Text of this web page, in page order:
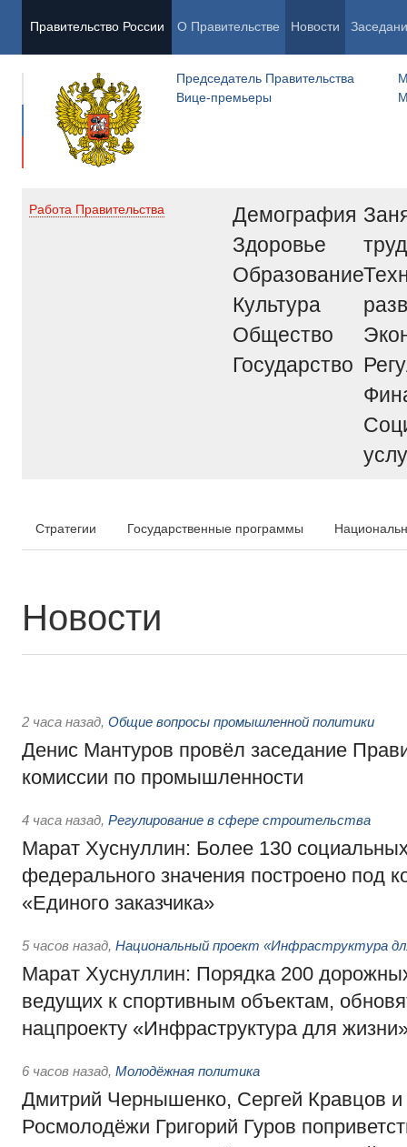
Правительство России О Правительстве Новости
Председатель Правительства
Вице-премьеры
Работа Правительства
Демография
Здоровье
Образование
Культура
Общество
Государство
труд
Стратегии Государственные программы
Новости
2 часа назад, Общие вопросы промышленной политики
Денис Мантуров провёл заседание
комиссии по промышленности
4 часа назад, Регулирование в сфере строительства
Марат Хуснуллин: Более 130
федерального значения построено под
«Единого заказчика»
5 часов назад, Национальный проект «Инфраструктура
Марат Хуснуллин: Порядка 200
ведущих к спортивным объектам,
нацпроекту «Инфраструктура для
6 часов назад, Молодёжная политика
Дмитрий Чернышенко, Сергей Кравцов и
Росмолодёжи Григорий Гуров